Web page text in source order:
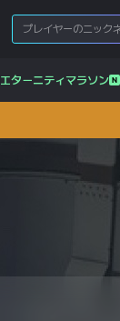
エターニティマラソン